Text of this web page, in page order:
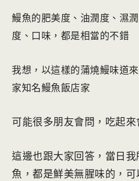
鰻魚的肥美度、油潤度、濕
度、口味，都是相當的不錯
我想，以這樣的蒲燒鰻味道
家知名鰻魚飯店家
可能很多朋友會問，吃起來
這邊也跟大家回答，當日
魚，都是鮮美無腥味的，